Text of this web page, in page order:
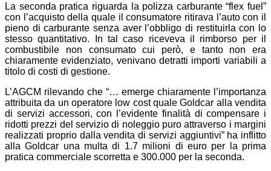
La seconda pratica riguarda la polizza carburante “flex fuel”
con l’acquisto della quale il consumatore ritirava l’auto con il
pieno di carburante senza aver l’obbligo di restituirla con lo
stesso quantitativo. In tal caso riceveva il rimborso per il
combustibile non consumato cui però, e tanto non era
chiaramente evidenziato, venivano detratti importi variabili a
titolo di costi di gestione.
L’AGCM rilevando che “… emerge chiaramente l’importanza
attribuita da un operatore low cost quale Goldcar alla vendita
di servizi accessori, con l’evidente finalità di compensare i
ridotti prezzi del servizio di noleggio puro attraverso i margini
realizzati proprio dalla vendita di servizi aggiuntivi” ha inflitto
alla Goldcar una multa di 1.7 milioni di euro per la prima
pratica commerciale scorretta e 300.000 per la seconda.